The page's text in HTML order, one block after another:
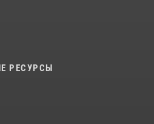
РЕСУРСЫ